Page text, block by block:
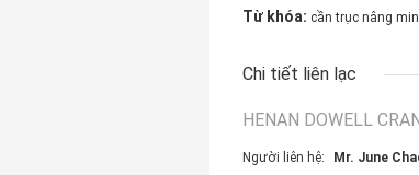
Từ khóa: cần trục nâng
Chi tiết liên lạc
HENAN DOWELL
Người liên hệ:
Mr. June